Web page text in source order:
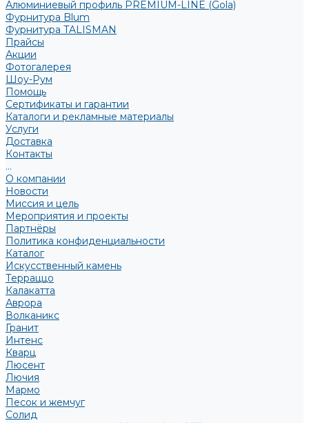
Алюминиевый профиль PREMIUM-LINE (Gola)
Фурнитура Blum
Фурнитура TALISMAN
Прайсы
Акции
Фотогалерея
Шоу-Рум
Помощь
Сертификаты и гарантии
Каталоги и рекламные материалы
Услуги
Доставка
Контакты
...
О компании
Новости
Миссия и цель
Мероприятия и проекты
Партнёры
Политика конфиденциальности
Каталог
Искусственный камень
Терраццо
Калакатта
Аврора
Волканикс
Гранит
Интенс
Кварц
Люсент
Лючия
Мармо
Песок и жемчуг
Солид